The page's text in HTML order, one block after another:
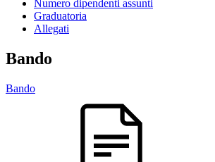
Numero dipendenti assunti
Graduatoria
Allegati
Bando
Bando